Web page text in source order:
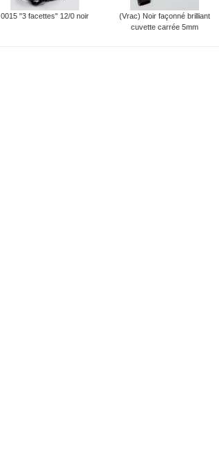
0015 "3 facettes" 12/0 noir
(Vrac) Noir façonné brilliant
cuvette carrée 5mm